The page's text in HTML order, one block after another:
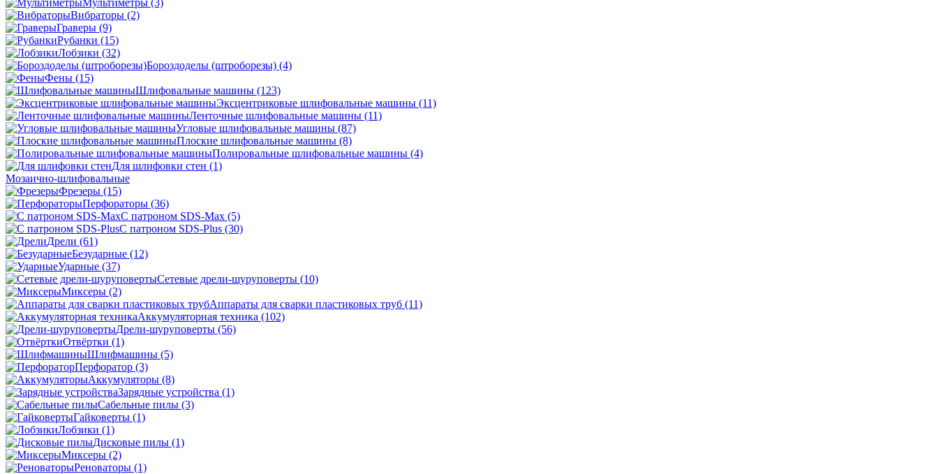
Мультиметры (3)
Вибраторы (2)
Граверы (9)
Рубанки (15)
Лобзики (32)
Бороздоделы (штроборезы) (4)
Фены (15)
Шлифовальные машины (123)
Эксцентриковые шлифовальные машины (11)
Ленточные шлифовальные машины (11)
Угловые шлифовальные машины (87)
Плоские шлифовальные машины (8)
Полировальные шлифовальные машины (4)
Для шлифовки стен (1)
Мозаично-шлифовальные
Фрезеры (15)
Перфораторы (36)
С патроном SDS-Max (5)
С патроном SDS-Plus (30)
Дрели (61)
Безударные (12)
Ударные (37)
Сетевые дрели-шуруповерты (10)
Миксеры (2)
Аппараты для сварки пластиковых труб (11)
Аккумуляторная техника (102)
Дрели-шуруповерты (56)
Отвёртки (1)
Шлифмашины (5)
Перфоратор (3)
Аккумуляторы (8)
Зарядные устройства (1)
Сабельные пилы (3)
Гайковерты (1)
Лобзики (1)
Дисковые пилы (1)
Миксеры (2)
Реноваторы (1)